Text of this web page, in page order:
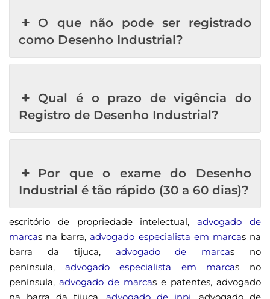
O que não pode ser registrado
como Desenho Industrial?
Qual é o prazo de vigência do
Registro de Desenho Industrial?
Por que o exame do Desenho
Industrial é tão rápido (30 a 60 dias)?
escritório de propriedade intelectual,advogado de
marcas na barra,advogado especialista em marcas na
barra da tijuca, advogado de marcas no
península, advogado especialista em marcas no
península, advogado de marcas e patentes, advogado
na barra da tijuca, advogado de inpi , advogado de